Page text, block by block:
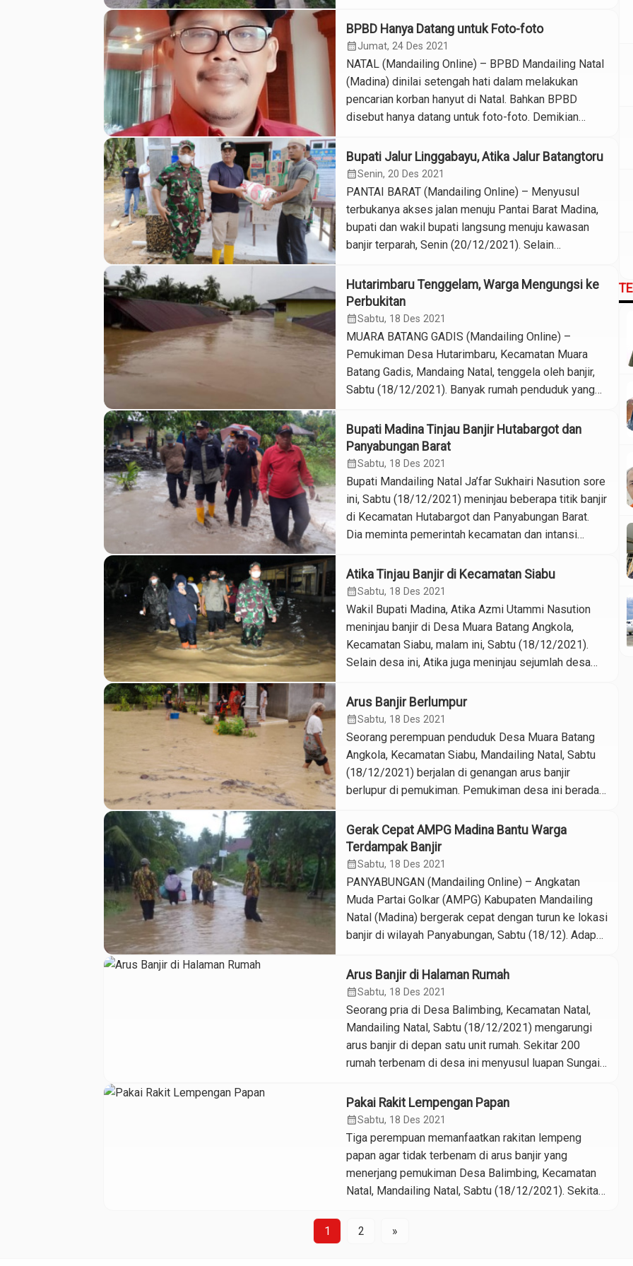
Wakil Ketua Mukhtar Nasution didampingi pimpinan
dan kader Gerakan Pemuda Al Washliyah serta
pengurus Muslimat Al Washliyah. Tim Logistik
Kemanusiaan nantinya akan mendistribusikan
sumbangan swadaya kader, warga […]
BPBD Hanya Datang untuk Foto-foto
calendar_monthJumat, 24 Des 2021
NATAL (Mandailing Online) – BPBD Mandailing Natal
(Madina) dinilai setengah hati dalam melakukan
pencarian korban hanyut di Natal. Bahkan BPBD
disebut hanya datang untuk foto-foto. Demikian
Bisri Batubara korban hanyut di sungai Batang Natal
pada Minggu (19/12) pekan lalu. Meski demikian,
Ishar tetap menyampaikan ucapan terima kasih atas
[…]
Bupati Jalur Linggabayu, Atika Jalur Batangtoru
calendar_monthSenin, 20 Des 2021
PANTAI BARAT (Mandailing Online) – Menyusul
terbukanya akses jalan menuju Pantai Barat Madina,
bupati dan wakil bupati langsung menuju kawasan
banjir terparah, Senin (20/12/2021). Selain
pimpinan Pemkab Mandailing Natal (Madina) itu juga
menyalurkan bantuan sembako dan material yang
dibutuhkan warga. Bupati Madina, Ja’far Shukairi
Nasution didampingi Dandim 0212, Letkol […]
Hutarimbaru Tenggelam, Warga Mengungsi ke
Perbukitan
calendar_monthSabtu, 18 Des 2021
MUARA BATANG GADIS (Mandailing Online) –
Pemukiman Desa Hutarimbaru, Kecamatan Muara
Batang Gadis, Mandaing Natal, tenggela oleh banjir,
Sabtu (18/12/2021). Banyak rumah penduduk yang
terjadi akibat luapan Sungai Batang Gadis dan Sungai
Parlampungan menyusul curah hujan yang intens
sepekan terakhir. Ketinggian air di pemukiman
mencapai sekira 4 […]
Bupati Madina Tinjau Banjir Hutabargot dan
Panyabungan Barat
calendar_monthSabtu, 18 Des 2021
Bupati Mandailing Natal Ja’far Sukhairi Nasution sore
ini, Sabtu (18/12/2021) meninjau beberapa titik banjir
di Kecamatan Hutabargot dan Panyabungan Barat.
Dia meminta pemerintah kecamatan dan intansi
kepada masyarakat yang membutuhkan. Banyak desa
di seluruh kecamatan di Madina dilanda banjir sejak
Jum’at malam akibat curah hujan yang intens dalam
sepekan […]
Atika Tinjau Banjir di Kecamatan Siabu
calendar_monthSabtu, 18 Des 2021
Wakil Bupati Madina, Atika Azmi Utammi Nasution
meninjau banjir di Desa Muara Batang Angkola,
Kecamatan Siabu, malam ini, Sabtu (18/12/2021).
Selain desa ini, Atika juga meninjau sejumlah desa
Desa Muara Batang Angkola berada di kawasan
pinggiran Sungai Batang Gadis sehingga luapan air
sungai yang sampai ke pemukiman ini […]
Arus Banjir Berlumpur
calendar_monthSabtu, 18 Des 2021
Seorang perempuan penduduk Desa Muara Batang
Angkola, Kecamatan Siabu, Mandailing Natal, Sabtu
(18/12/2021) berjalan di genangan arus banjir
berlupur di pemukiman. Pemukiman desa ini berada
luapan air sungai yang sampai ke pemukiman ini
sangat pekat bercampur lumpur. Foto: Jakfar
Nasution
Gerak Cepat AMPG Madina Bantu Warga
Terdampak Banjir
calendar_monthSabtu, 18 Des 2021
PANYABUNGAN (Mandailing Online) – Angkatan
Muda Partai Golkar (AMPG) Kabupaten Mandailing
Natal (Madina) bergerak cepat dengan turun ke lokasi
banjir di wilayah Panyabungan, Sabtu (18/12). Adapun
Gunung Manaon, dan Manyabar. Ketua AMPG Madina
Sobir Lubis mengaku terpanggil melihat keadaan
masyarakat terdampak banjir di Madina. “Kita tahu
banyak […]
Arus Banjir di Halaman Rumah
calendar_monthSabtu, 18 Des 2021
Seorang pria di Desa Balimbing, Kecamatan Natal,
Mandailing Natal, Sabtu (18/12/2021) mengarungi
arus banjir di depan satu unit rumah. Sekitar 200
rumah terbenam di desa ini menyusul luapan Sungai
beberapa hari terakhir. Foto: Muhammad Yusuf
Pakai Rakit Lempengan Papan
calendar_monthSabtu, 18 Des 2021
Tiga perempuan memanfaatkan rakitan lempeng
papan agar tidak terbenam di arus banjir yang
menerjang pemukiman Desa Balimbing, Kecamatan
Natal, Mandailing Natal, Sabtu (18/12/2021). Sekitar
Sungai Batang Natal akibat curah hujan yang kontiniu
1 2 »